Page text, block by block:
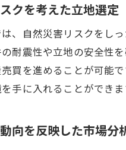
クを考えた立地選定
、自然災害リスクをし
耐震性や立地の安全性
買を進めることが可能
手に入れることができ
向を反映した市場分